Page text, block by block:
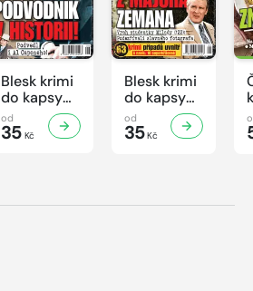
Blesk krimi
do kapsy
č.6/2026
od
35Kč
Blesk krimi
do kapsy
č.5/2026
od
35Kč